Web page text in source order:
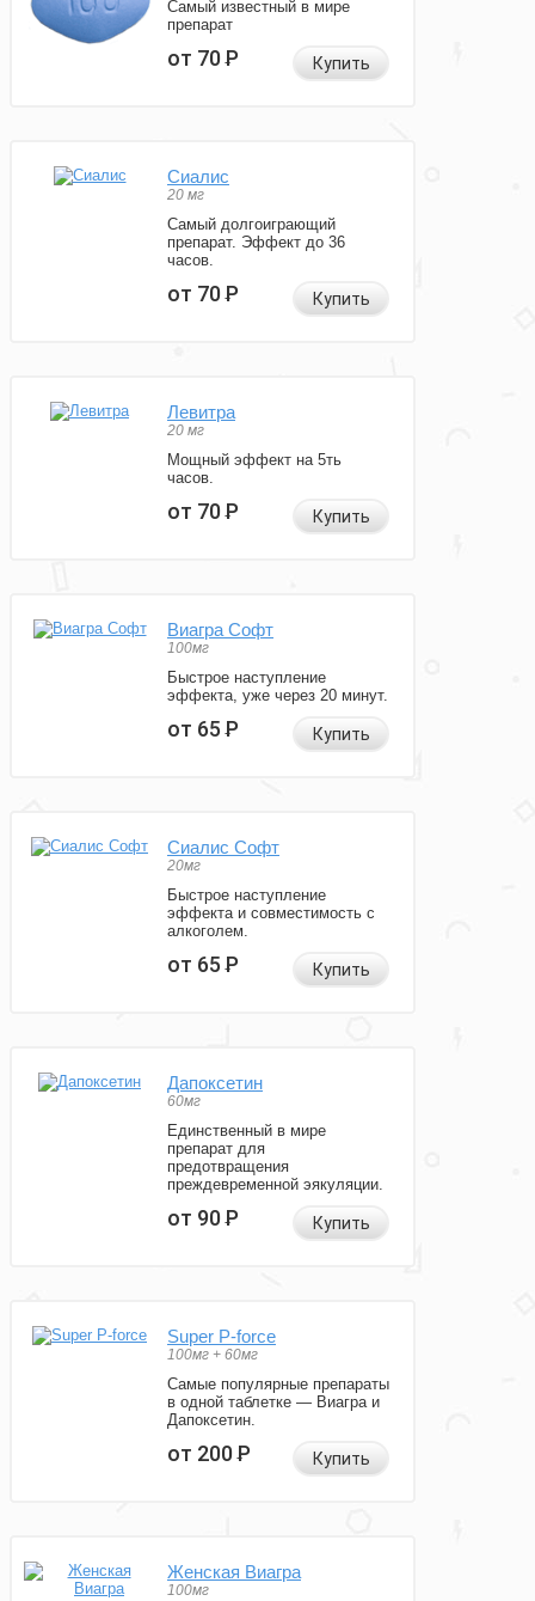
Самый известный в мире
препарат
от 70Р Купить
Сиалис
20 мг
Самый долгоиграющий
препарат. Эффект до 36
часов.
от 70Р Купить
Левитра
20 мг
Мощный эффект на 5ть
часов.
от 70Р Купить
Виагра Софт
100мг
Быстрое наступление
эффекта, уже через 20 минут.
от 65Р Купить
Сиалис Софт
20мг
Быстрое наступление
эффекта и совместимость с
алкоголем.
от 65Р Купить
Дапоксетин
60мг
Единственный в мире
препарат для
предотвращения
преждевременной эякуляции.
от 90Р Купить
Super P-force
100мг + 60мг
Самые популярные препараты
в одной таблетке — Виагра и
Дапоксетин.
от 200Р Купить
Женская Виагра
100мг